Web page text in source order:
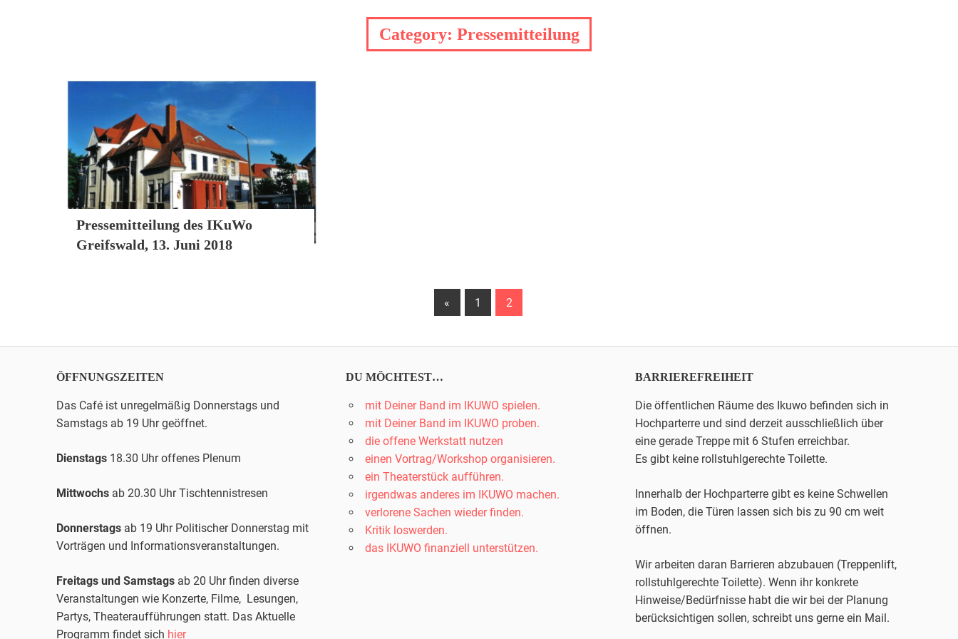
Category: Pressemitteilung
Pressemitteilung des IKuWo
Greifswald, 13. Juni 2018
« Vorherige
Beiträge
1 2
ÖFFNUNGSZEITEN
Das Café ist unregelmäßig Donnerstags und
Samstags ab 19 Uhr geöffnet.
Dienstags 18.30 Uhr offenes Plenum
Mittwochs ab 20.30 UhrTischtennistresen
Donnerstags ab 19 Uhr Politischer Donnerstag mit
Vorträgen und Informationsveranstaltungen.
Freitags und Samstags ab 20 Uhr finden diverse
Veranstaltungen wie Konzerte, Filme, Lesungen,
Partys, Theateraufführungen statt. Das Aktuelle
Programm findet sich hier
DU MÖCHTEST…
mit Deiner Band im IKUWO spielen.
mit Deiner Band im IKUWO proben.
die offene Werkstatt nutzen
einen Vortrag/Workshop organisieren.
ein Theaterstück aufführen.
irgendwas anderes im IKUWO machen.
verlorene Sachen wieder finden.
Kritik loswerden.
das IKUWO finanziell unterstützen.
BARRIEREFREIHEIT
Die öffentlichen Räume des Ikuwo befinden sich in
Hochparterre und sind derzeit ausschließlich über
eine gerade Treppe mit 6 Stufen erreichbar.
Es gibt keine rollstuhlgerechte Toilette.
Innerhalb der Hochparterre gibt es keine Schwellen
im Boden, die Türen lassen sich bis zu 90 cm weit
öffnen.
Wir arbeiten daran Barrieren abzubauen (Treppenlift,
rollstuhlgerechte Toilette). Wenn ihr konkrete
Hinweise/Bedürfnisse habt die wir bei der Planung
berücksichtigen sollen, schreibt uns gerne ein Mail.